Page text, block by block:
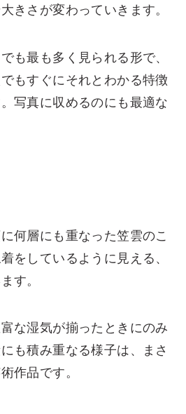
きさが変わっていきます。
も最も多く見られる形で、
もすぐにそれとわかる特徴
写真に収めるのにも最適な
何層にも重なった笠雲のこ
をしているように見える、
す。
な湿気が揃ったときにのみ
も積み重なる様子は、まさ
作品です。